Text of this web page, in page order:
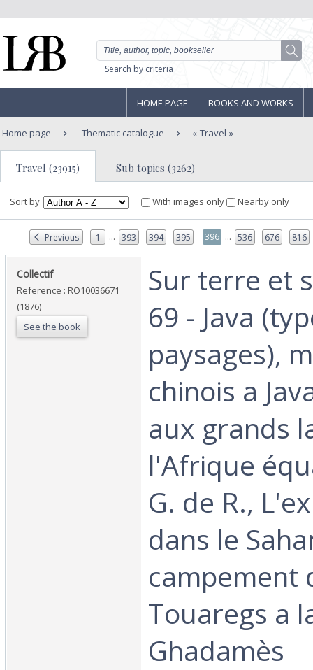
Search by criteria
HOME PAGE BOOKS AND WORKS
Home page Thematic catalogue Travel
Travel (23915) Sub topics (3262)
Sort by With images only Nearby only
Previous 1 ... 393 394 395 396 ... 536 676 816
‎Collectif‎
Reference : RO10036671
(1876)
See the book
‎Sur terre et
69 - Java
paysages),
chinois a
aux grands
l'Afrique
G. de R.,
dans le
campement
Touaregs a
Ghadamès‎